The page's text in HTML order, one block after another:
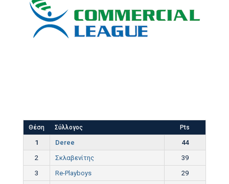
Θέση Σύλλογος Pts
1 Deree
44
2
Σκλαβενίτης
39
3
Re-Playboys
29